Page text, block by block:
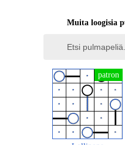
Muita loogisia